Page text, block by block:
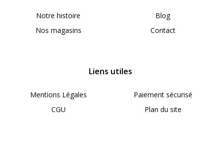
Notre histoire
Nos magasins
Blog
Contact
Liens utiles
Mentions Légales
CGU
Paiement sécurisé
Plan du site